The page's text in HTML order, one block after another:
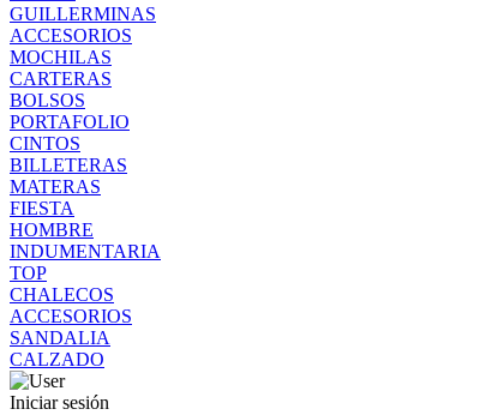
GUILLERMINAS
ACCESORIOS
MOCHILAS
CARTERAS
BOLSOS
PORTAFOLIO
CINTOS
BILLETERAS
MATERAS
FIESTA
HOMBRE
INDUMENTARIA
TOP
CHALECOS
ACCESORIOS
SANDALIA
CALZADO
Iniciar sesión